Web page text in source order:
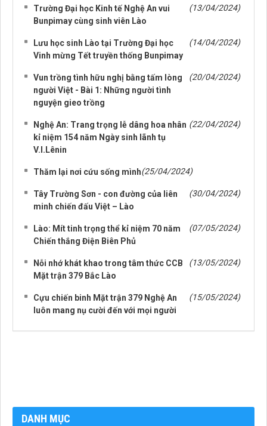
Trường Đại học Kinh tế Nghệ An vui
Bunpimay cùng sinh viên Lào
(13/04/2024)
Lưu học sinh Lào tại Trường Đại học
Vinh mừng Tết truyền thống Bunpimay
(14/04/2024)
Vun trồng tình hữu nghị bằng tấm lòng
người Việt - Bài 1: Những người tình
nguyện gieo trồng
(20/04/2024)
Nghệ An: Trang trọng lễ dâng hoa nhân
kỉ niệm 154 năm Ngày sinh lãnh tụ
V.I.Lênin
(22/04/2024)
Thăm lại nơi cứu sống mình(25/04/2024)
Tây Trường Sơn - con đường của liên
minh chiến đấu Việt – Lào
(30/04/2024)
Lào: Mít tinh trọng thể kỉ niệm 70 năm
Chiến thắng Điện Biên Phủ
(07/05/2024)
Nỗi nhớ khát khao trong tâm thức CCB
Mặt trận 379 Bắc Lào
(13/05/2024)
Cựu chiến binh Mặt trận 379 Nghệ An
luôn mang nụ cười đến với mọi người
(15/05/2024)
DANH MỤC